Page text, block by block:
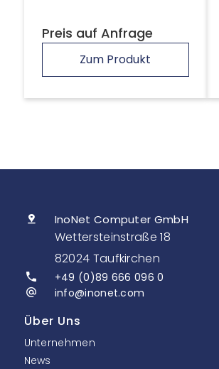
Preis auf Anfrage
Zum Produkt
InoNet Computer GmbH
Wettersteinstraße 18
82024 Taufkirchen
+49 (0)89 666 096 0
info@inonet.com
Über Uns
Unternehmen
News